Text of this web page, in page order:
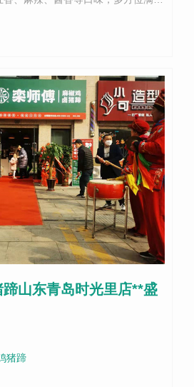
出...
山东青岛时光里店**盛
猪蹄